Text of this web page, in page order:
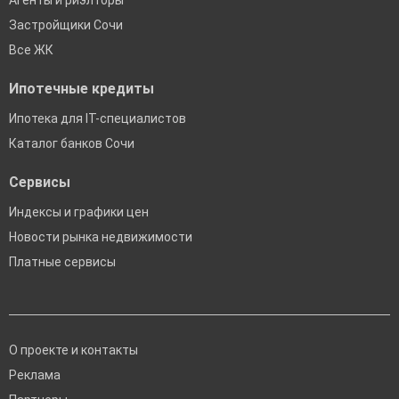
Застройщики Сочи
Все ЖК
Ипотечные кредиты
Ипотека для IT-специалистов
Каталог банков Сочи
Сервисы
Индексы и графики цен
Новости рынка недвижимости
Платные сервисы
О проекте и контакты
Реклама